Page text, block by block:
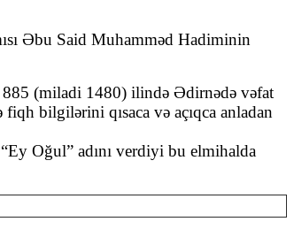
Əbu Said Muhamməd Hadiminin
885 (miladi 1480) ilində Ədirnədə vəfat
bilgilərini qısaca və açıqca anladan
Oğul” adını verdiyi bu elmihalda